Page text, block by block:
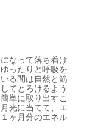
なって落ち着け
ったりと呼吸を
る間は自然と筋
てとろけるよう
単に取り出すこ
光に当てて、エ
ヶ月分のエネル